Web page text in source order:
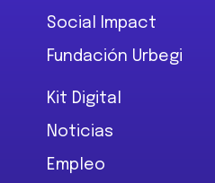
Social Impact
Fundación Urbegi
Kit Digital
Noticias
Empleo